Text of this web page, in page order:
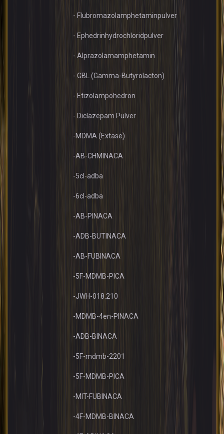
- Flubromazolamphetaminpulver
- Ephedrinhydrochloridpulver
- Alprazolamamphetamin
- GBL (Gamma-Butyrolacton)
- Etizolampohedron
- Diclazepam Pulver
-MDMA (Extase)
-AB-CHMINACA
-5cl-adba
-6cl-adba
-AB-PINACA
-ADB-BUTINACA
-AB-FUBINACA
-5F-MDMB-PICA
-JWH-018.210
-MDMB-4en-PINACA
-ADB-BINACA
-5F-mdmb-2201
-5F-MDMB-PICA
-MIT-FUBINACA
-4F-MDMB-BINACA